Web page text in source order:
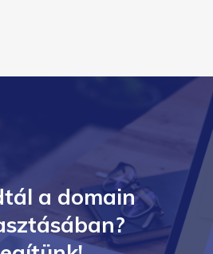
a domain